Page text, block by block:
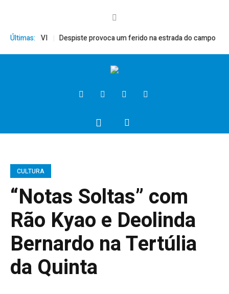
Últimas:
XVI Despiste provoca um ferido na estrada do campo
CULTURA
“Notas Soltas” com
Rão Kyao e Deolinda
Bernardo na Tertúlia
da Quinta